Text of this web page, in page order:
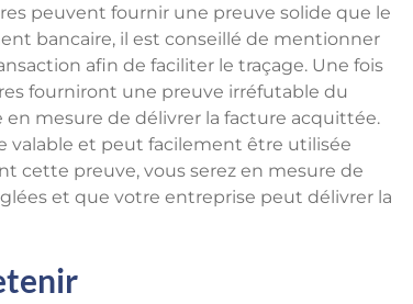
peuvent fournir une preuve solide que le
bancaire, il est conseillé de mentionner
afin de faciliter le traçage. Une fois
fourniront une preuve irréfutable du
mesure de délivrer la facture acquittée.
valable et peut facilement être utilisée
cette preuve, vous serez en mesure de
et que votre entreprise peut délivrer la